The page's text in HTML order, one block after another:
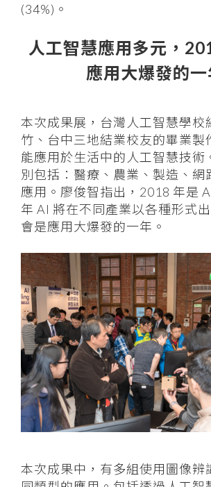
(34%)。
人工智慧應用多元，
應用大爆發的一
本次成果展，台灣人工智慧學校
竹、台中三地結業校友的畢業製
能應用於生活中的人工智慧技術
別包括：醫療、農業、製造、網
應用。廖俊智指出，2018 年是
年 AI 將在不同產業以各種形式
會是應用大爆發的一年。
本次成果中，有多組使用圖像辨